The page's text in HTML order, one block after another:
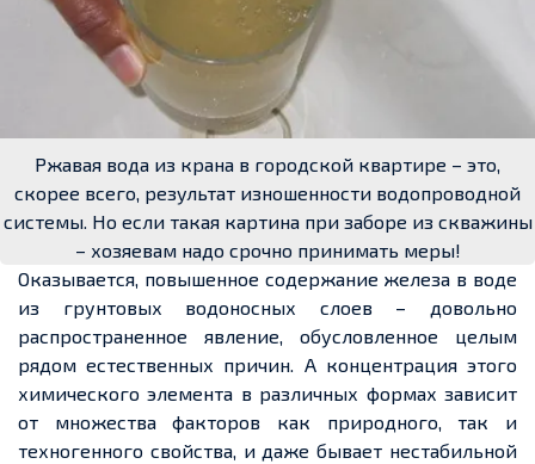
Ржавая вода из крана в городской квартире – это,
скорее всего, результат изношенности водопроводной
системы. Но если такая картина при заборе из скважины
– хозяевам надо срочно принимать меры!
Оказывается, повышенное содержание железа в воде
из грунтовых водоносных слоев – довольно
распространенное явление, обусловленное целым
рядом естественных причин. А концентрация этого
химического элемента в различных формах зависит
от множества факторов как природного, так и
техногенного свойства, и даже бывает нестабильной